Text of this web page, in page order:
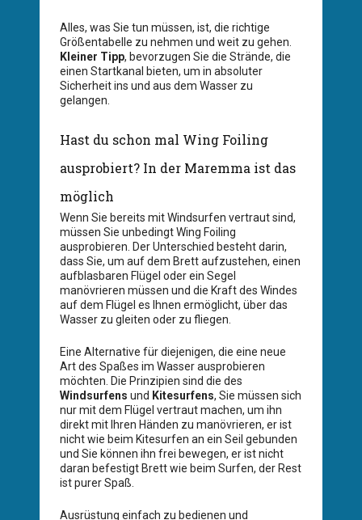
Alles, was Sie tun müssen, ist, die richtige
Größentabelle zu nehmen und weit zu gehen.
Kleiner Tipp, bevorzugen Sie die Strände, die
einen Startkanal bieten, um in absoluter
Sicherheit ins und aus dem Wasser zu
gelangen.
Hast du schon mal Wing Foiling
ausprobiert? In der Maremma ist das
möglich
Wenn Sie bereits mit Windsurfen vertraut sind,
müssen Sie unbedingt Wing Foiling
ausprobieren. Der Unterschied besteht darin,
dass Sie, um auf dem Brett aufzustehen, einen
aufblasbaren Flügel oder ein Segel
manövrieren müssen und die Kraft des Windes
auf dem Flügel es Ihnen ermöglicht, über das
Wasser zu gleiten oder zu fliegen.
Eine Alternative für diejenigen, die eine neue
Art des Spaßes im Wasser ausprobieren
möchten. Die Prinzipien sind die des
Windsurfens und Kitesurfens, Sie müssen sich
nur mit dem Flügel vertraut machen, um ihn
direkt mit Ihren Händen zu manövrieren, er ist
nicht wie beim Kitesurfen an ein Seil gebunden
und Sie können ihn frei bewegen, er ist nicht
daran befestigt Brett wie beim Surfen, der Rest
ist purer Spaß.
Ausrüstung einfach zu bedienen und